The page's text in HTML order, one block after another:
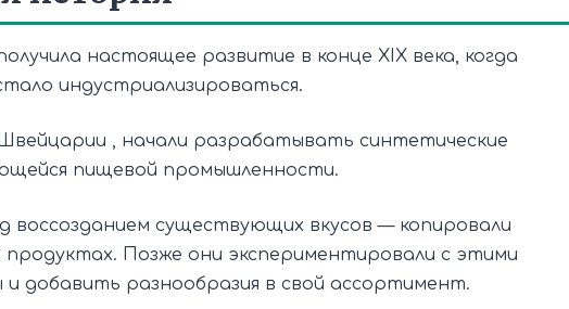
настоящее развитие в конце XIX века, когда
индустриализироваться.
, начали разрабатывать синтетические
пищевой промышленности.
воссозданием существующих вкусов — копировали
продуктах. Позже они экспериментировали с этими
и добавить разнообразия в свой ассортимент.